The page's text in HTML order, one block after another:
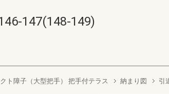
147(148-149)
ト障子（大型把手） 把手付テラス 納まり図 引